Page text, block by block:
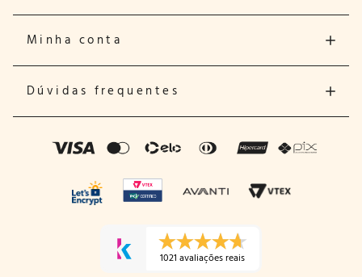
Minha conta
Dúvidas frequentes
1021 avaliações reais